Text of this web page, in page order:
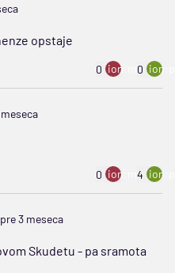
opstaje
0 ion:minus
0
0 ion:minus
4
pre 3 meseca
Skudetu - pa sramota